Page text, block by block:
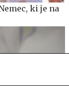
ki je na